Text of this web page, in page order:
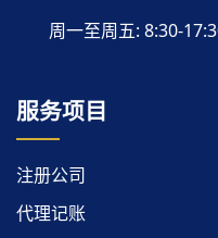
周一至周五: 8:30-
服务项目
注册公司
代理记账